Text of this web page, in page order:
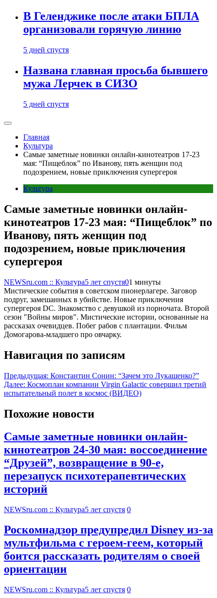
В Геленджике после атаки БПЛА
организовали горячую линию
5 дней спустя
Названа главная просьба бывшего
мужа Лерчек в СИЗО
5 дней спустя
Главная
Культура
Самые заметные новинки онлайн-кинотеатров 17-23
мая: “Пищеблок” по Иванову, пять женщин под
подозрением, новые приключения супергероя
Культура
Самые заметные новинки онлайн-
кинотеатров 17-23 мая: “Пищеблок” по
Иванову, пять женщин под
подозрением, новые приключения
супергероя
NEWSru.com :: Культура5 лет спустя01 минуты
Мистические события в советском пионерлагере. Заговор
подруг, замешанных в убийстве. Новые приключения
супергероя DC. Знакомство с девушкой из порночата. Второй
сезон "Войны миров". Мистические истории, основанные на
рассказах очевидцев. Побег рабов с плантации. Фильм
Домогарова-младшего про овчарку.
Навигация по записям
Предыдущая: Константин Сонин: “Зачем это Лукашенко?”
Далее: Космоплан компании Virgin Galactic совершил третий
испытательный полет в космос (ВИДЕО)
Похожие новости
Самые заметные новинки онлайн-
кинотеатров 24-30 мая: воссоединение
“Друзей”, возвращение в 90-е,
перезапуск психотерапевтических
историй
NEWSru.com :: Культура5 лет спустя 0
Роскомнадзор предупредил Disney из-за
мультфильма c героем-геем, который
боится рассказать родителям о своей
ориентации
NEWSru.com :: Культура5 лет спустя 0